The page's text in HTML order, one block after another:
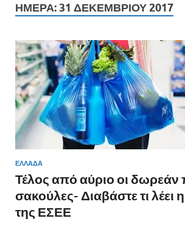
ΗΜΈΡΑ:31 ΔΕΚΕΜΒΡΊΟΥ 2017
ΕΛΛΑΔΑ
Τέλος από αύριο οι δωρεάν
σακούλες- Διαβάστε τι λέει
της ΕΣΕΕ